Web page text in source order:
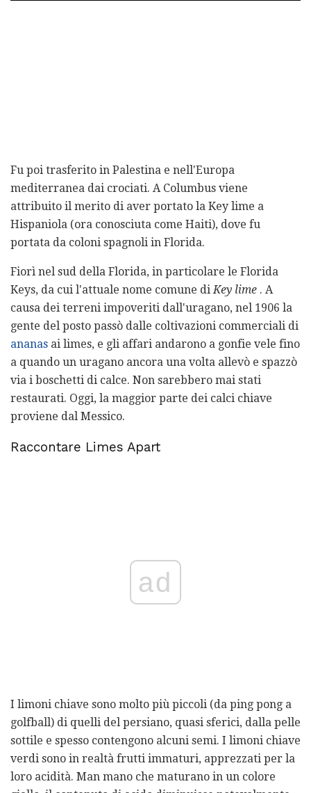
Fu poi trasferito in Palestina e nell'Europa
mediterranea dai crociati. A Columbus viene
attribuito il merito di aver portato la Key lime a
Hispaniola (ora conosciuta come Haiti), dove fu
portata da coloni spagnoli in Florida.
Fiorì nel sud della Florida, in particolare le Florida
Keys, da cui l'attuale nome comune di Key lime . A
causa dei terreni impoveriti dall'uragano, nel 1906 la
gente del posto passò dalle coltivazioni commerciali di
ananas ai limes, e gli affari andarono a gonfie vele fino
a quando un uragano ancora una volta allevò e spazzò
via i boschetti di calce. Non sarebbero mai stati
restaurati. Oggi, la maggior parte dei calci chiave
proviene dal Messico.
Raccontare Limes Apart
ad
I limoni chiave sono molto più piccoli (da ping pong a
golfball) di quelli del persiano, quasi sferici, dalla pelle
sottile e spesso contengono alcuni semi. I limoni chiave
verdi sono in realtà frutti immaturi, apprezzati per la
loro acidità. Man mano che maturano in un colore